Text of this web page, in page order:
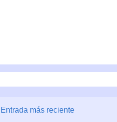
Entrada más reciente